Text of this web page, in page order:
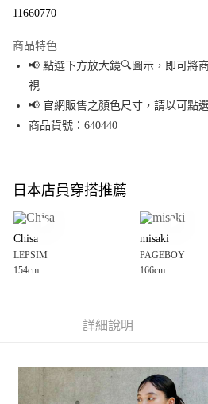
Apple Pay
街口支付
悠遊付
全盈+PAY
大哥付你分期
1.本服務由台灣大哥大提供，台灣大哥大用
2.付款方式選擇「大哥付你分期」，訂單成
3.實際核准額度、可分期數及費用金額請依
4.訂單成立30分鐘內，如未前往確認交易或
【繳款方式說明】
1.分期款項不併入電信帳單，「大哥付你分
AFTEE先享後付
３．安心：先確認商品／服務後，再付款。
【「AFTEE先享後付」結帳流程】
每筆NT$80，滿NT$888(含以上)免運費
付款後 全家取貨
11660770
商品特色
📢 點選下方放大鏡🔍圖示，即可將
視
📢 官網販售之顏色尺寸，請以可點
商品貨號：640440
日本店員穿搭推薦
Chisa
LEPSIM
154cm
misaki
PAGEBOY
166cm
詳細說明